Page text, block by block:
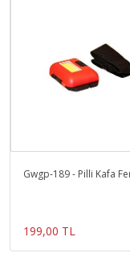
Gwgp-189 - Pilli Kafa
199,00 TL